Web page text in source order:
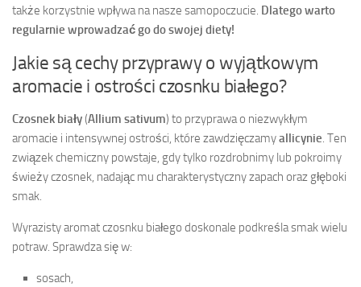
także korzystnie wpływa na nasze samopoczucie. Dlatego warto
regularnie wprowadzać go do swojej diety!
Jakie są cechy przyprawy o wyjątkowym
aromacie i ostrości czosnku białego?
Czosnek biały(Allium sativum) to przyprawa o niezwykłym
aromacie i intensywnej ostrości, które zawdzięczamyallicynie. Ten
związek chemiczny powstaje, gdy tylko rozdrobnimy lub pokroimy
świeży czosnek, nadając mu charakterystyczny zapach oraz głęboki
smak.
Wyrazisty aromat czosnku białego doskonale podkreśla smak wielu
potraw. Sprawdza się w:
sosach,